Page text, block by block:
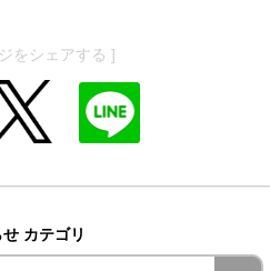
をシェアする ]
カテゴリ